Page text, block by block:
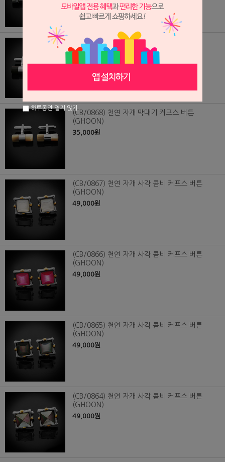
(CB/0869) 천연 자개 막대기 커프스 버튼
(GHOON)
35,000원
(CB/0868) 천연 자개 막대기 커프스 버튼
(GHOON)
35,000원
(CB/0867) 천연 자개 사각 콤비 커프스 버튼
(GHOON)
49,000원
(CB/0866) 천연 자개 사각 콤비 커프스 버튼
(GHOON)
49,000원
(CB/0865) 천연 자개 사각 콤비 커프스 버튼
(GHOON)
49,000원
(CB/0864) 천연 자개 사각 콤비 커프스 버튼
(GHOON)
49,000원
하루동안 열지 않기